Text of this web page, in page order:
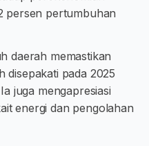
persen pertumbuhan
daerah memastikan
disepakati pada 2025
juga mengapresiasi
energi dan pengolahan